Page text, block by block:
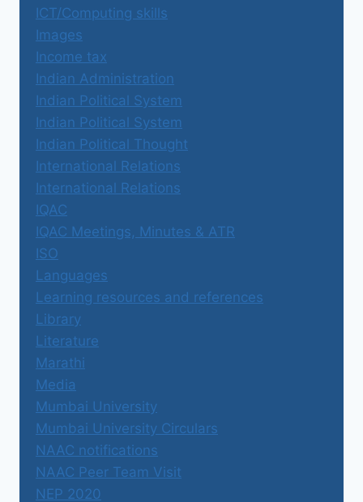
ICT/Computing skills
Images
Income tax
Indian Administration
Indian Political System
Indian Political System
Indian Political Thought
International Relations
International Relations
IQAC
IQAC Meetings, Minutes & ATR
ISO
Languages
Learning resources and references
Library
Literature
Marathi
Media
Mumbai University
Mumbai University Circulars
NAAC notifications
NAAC Peer Team Visit
NEP 2020